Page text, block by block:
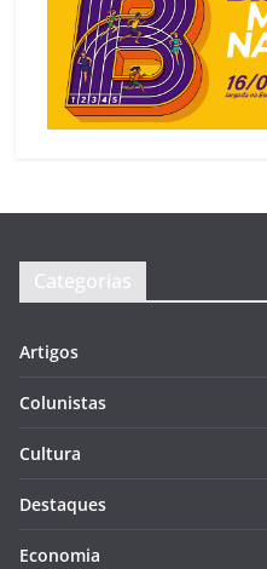
Categorias
Artigos
Colunistas
Cultura
Destaques
Economia